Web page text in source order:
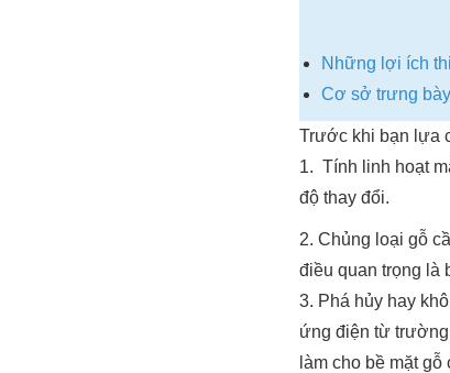
Những lợi ích
Cơ sở trưng
Trước khi bạn lựa
1. Tính linh hoạt
độ thay đổi.
2. Chủng loại gỗ
điều quan trọng là
3. Phá hủy hay
ứng điện từ trường
làm cho bề mặt